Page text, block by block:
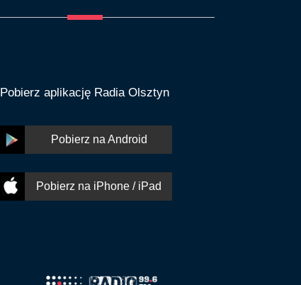
Pobierz aplikację Radia Olsztyn
Pobierz na Android
Pobierz na iPhone / iPad